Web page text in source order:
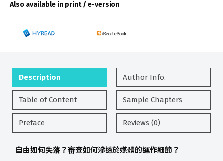
Also available in print / e-version
Description Author Info.
Table of Content Sample Chapters
Preface Reviews (0)
自由如何失落？審查如何滲透於媒體的運作細節？